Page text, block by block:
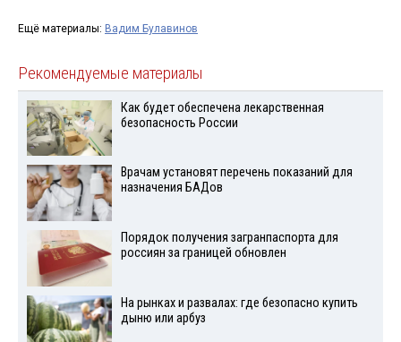
Ещё материалы: Вадим Булавинов
Рекомендуемые материалы
Как будет обеспечена лекарственная
безопасность России
Врачам установят перечень показаний для
назначения БАДов
Порядок получения загранпаспорта для
россиян за границей обновлен
На рынках и развалах: где безопасно купить
дыню или арбуз